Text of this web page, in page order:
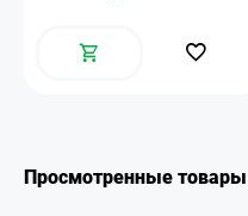
Просмотренные товары